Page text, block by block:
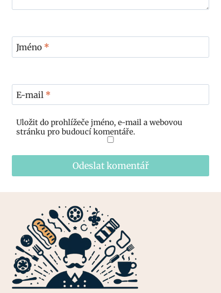
Jméno *
E-mail *
Uložit do prohlížeče jméno, e-mail a webovou
stránku pro budoucí komentáře.